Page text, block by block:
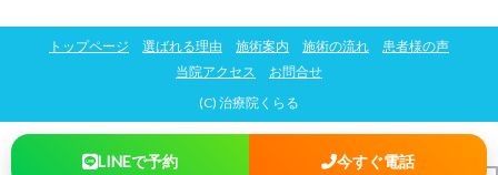
LINEで予約 今すぐ電話
(C) 治療院くらる
トップページ 選ばれる理由 施術案内 施術の流れ
患者様の声
当院アクセス
お問合せ